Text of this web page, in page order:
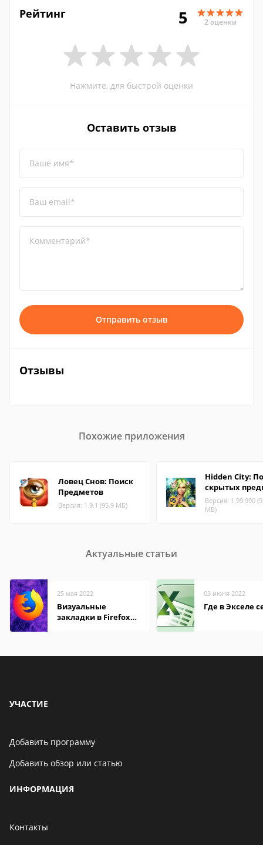
Рейтинг 5 2 оценки
Нажмите, для быстрой оценки
Оставить отзыв
Ваше имя*
Ваш email*
Комментарий*
Отправить отзыв
Отзывы
Похожие приложения
Ловец Снов: Поиск
Предметов
Версия: 1.9.1 (95.9 МБ)
Hidden City:
скрытых
Версия: 1.99.990
МБ)
Актуальные статьи
25 мая 2022
Визуальные
закладки в Firefox
03 июня 2022
Где в Экселе
УЧАСТИЕ
Добавить программу
Добавить обзор или статью
ИНФОРМАЦИЯ
Контакты